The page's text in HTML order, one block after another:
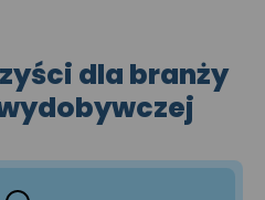
dla branży